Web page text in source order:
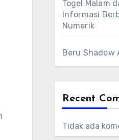
Togel Malam
Informasi
Numerik
Beru Shadow
Recent
Tidak ada